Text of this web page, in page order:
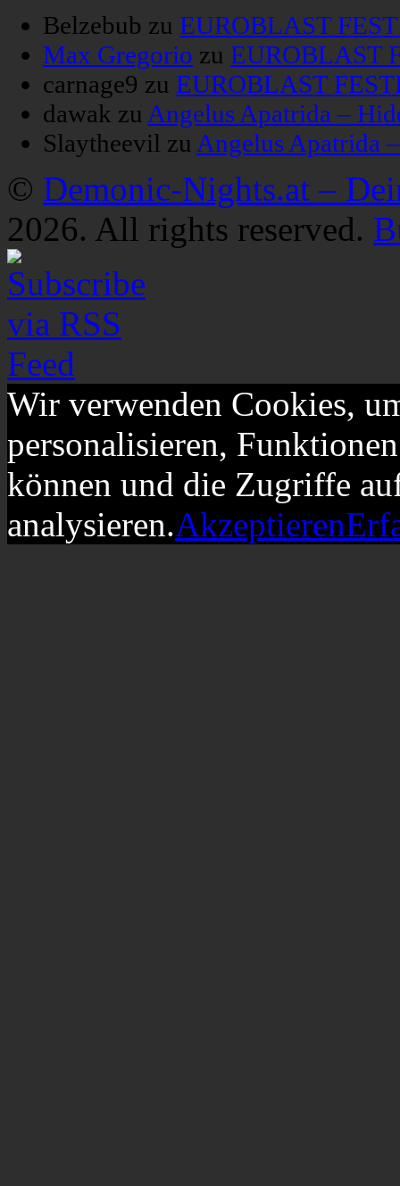
Belzebub zu EUROBLAST
Max Gregorio zu EUROBLAST
carnage9 zu EUROBLAST
dawak zu Angelus Apatrida –
Slaytheevil zu Angelus Apatrida
© Demonic-Nights.at –
2026. All rights reserved.
Wir verwenden Cookies,
personalisieren,
können und die Zugriffe
analysieren.Akzeptieren